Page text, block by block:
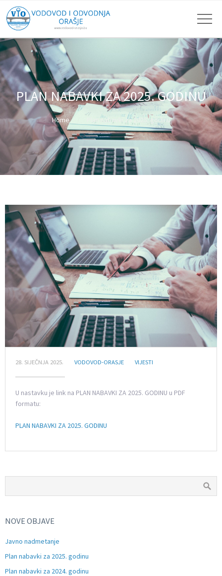
PLAN NABAVKI ZA 2025. GODINU
Home Plan nabavki za 2025. godinu
28. SIJEČNJA 2025. VODOVOD-ORASJE VIJESTI
U nastavku je link na PLAN NABAVKI ZA 2025. GODINU u PDF
formatu:
PLAN NABAVKI ZA 2025. GODINU
NOVE OBJAVE
Javno nadmetanje
Plan nabavki za 2025. godinu
Plan nabavki za 2024. godinu